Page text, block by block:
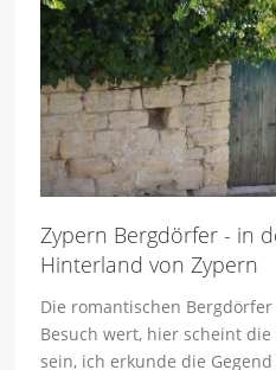
Zypern Bergdörfer - in
Hinterland von Zypern
Die romantischen
Besuch wert, hier scheint
sein, ich erkunde die